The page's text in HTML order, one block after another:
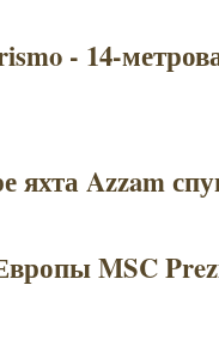
- 14-
Azzam
MSC